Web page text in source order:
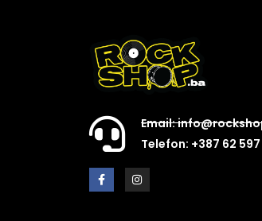
Email:
Telefon: +387 62 597